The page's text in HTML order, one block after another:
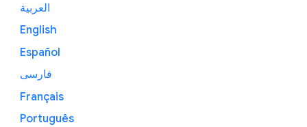
العربية
English
Español
فارسی
Français
Português